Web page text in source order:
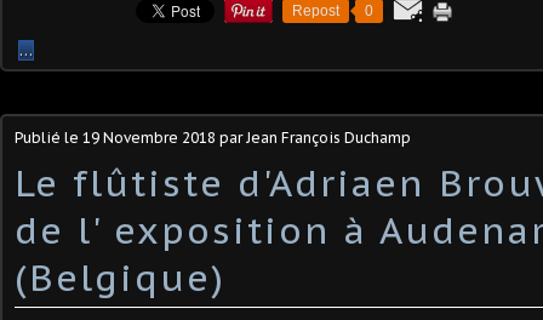
Repost 0
…
Publié le 19 Novembre 2018 par Jean François Duchamp
Le flûtiste d'Adriaen
de l' exposition à
(Belgique)